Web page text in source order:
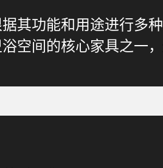
其功能和用途进行多
空间的核心家具之一